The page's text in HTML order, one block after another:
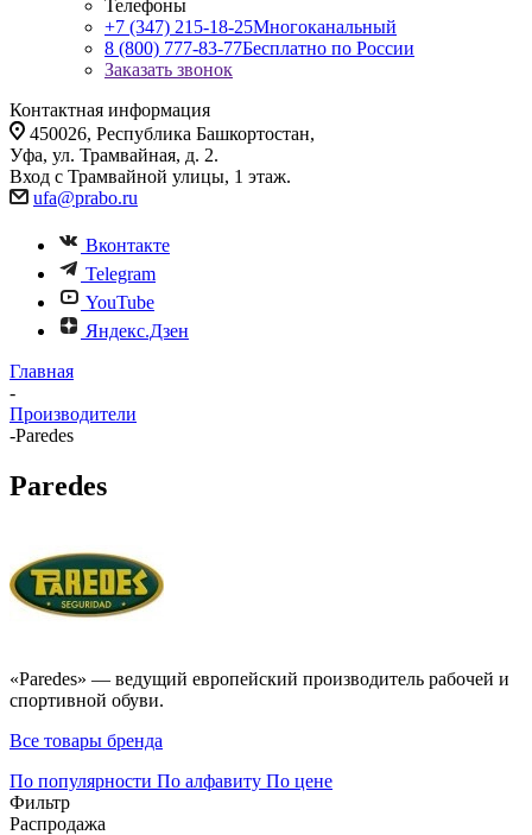
Телефоны
+7 (347) 215-18-25Многоканальный
8 (800) 777-83-77Бесплатно по России
Заказать звонок
Контактная информация
450026, Республика Башкортостан,
Уфа, ул. Трамвайная, д. 2.
Вход с Трамвайной улицы, 1 этаж.
ufa@prabo.ru
Вконтакте
Telegram
YouTube
Яндекс.Дзен
Главная
-
Производители
-Paredes
Paredes
«Paredes» — ведущий европейский производитель рабочей и
спортивной обуви.
Все товары бренда
По популярности По алфавиту По цене
Фильтр
Распродажа